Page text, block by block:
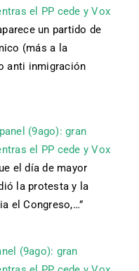
el PP cede y Vox
un partido de
(más a la
anti inmigración
(9ago): gran
el PP cede y Vox
el día de mayor
la protesta y la
el Congreso,…”
(9ago): gran